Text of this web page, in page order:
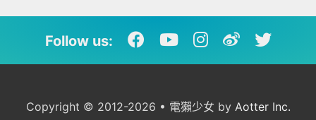
Follow us:
Copyright © 2012-2026 • 電獺少女 by Aotter Inc.